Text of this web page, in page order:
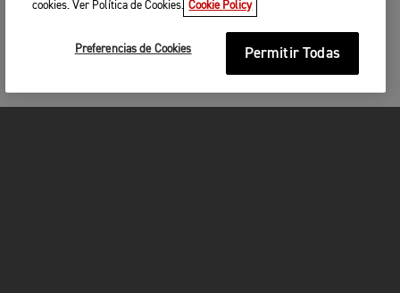
cookies. Ver Política de Cookies. Cookie Policy
Preferencias de Cookies Permitir Todas